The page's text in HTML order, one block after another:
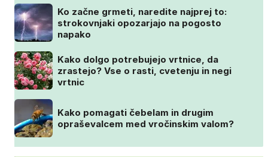
Ko začne grmeti, naredite najprej to:
strokovnjaki opozarjajo na pogosto
napako
Kako dolgo potrebujejo vrtnice, da
zrastejo? Vse o rasti, cvetenju in negi
vrtnic
Kako pomagati čebelam in drugim
opraševalcem med vročinskim valom?